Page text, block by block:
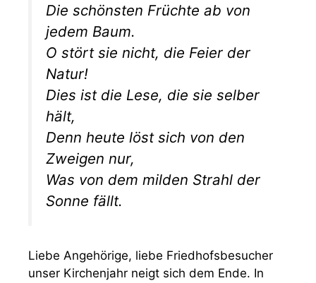
Die schönsten Früchte ab von
jedem Baum.
O stört sie nicht, die Feier der
Natur!
Dies ist die Lese, die sie selber
hält,
Denn heute löst sich von den
Zweigen nur,
Was von dem milden Strahl der
Sonne fällt.
Liebe Angehörige, liebe Friedhofsbesucher
unser Kirchenjahr neigt sich dem Ende. In